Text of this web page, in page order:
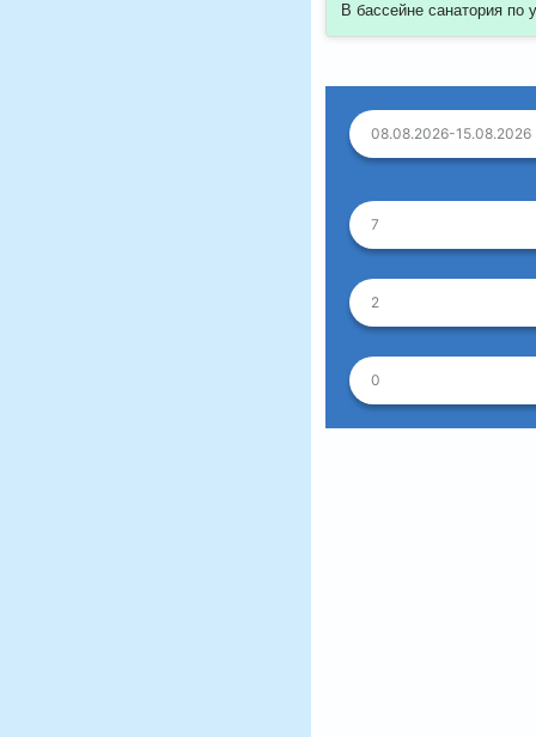
В бассейне санатория по
08.08.2026-15.08.2026
7
2
0